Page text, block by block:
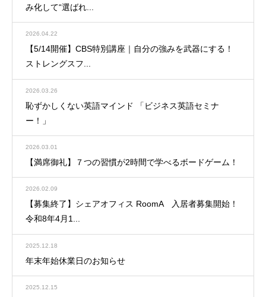
み化して“選ばれ...
2026.04.22
【5/14開催】CBS特別講座｜自分の強みを武器にする！
ストレングスフ...
2026.03.26
恥ずかしくない英語マインド 「ビジネス英語セミナ
ー！」
2026.03.01
【満席御礼】７つの習慣が2時間で学べるボードゲーム！
2026.02.09
【募集終了】シェアオフィス RoomA 入居者募集開始！
令和8年4月1...
2025.12.18
年末年始休業日のお知らせ
2025.12.15